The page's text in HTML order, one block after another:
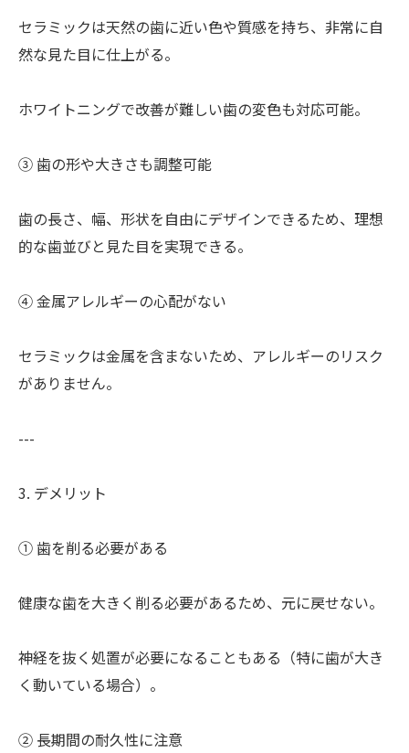
セラミックは天然の歯に近い色や質感を持ち、非常に自
然な見た目に仕上がる。
ホワイトニングで改善が難しい歯の変色も対応可能。
③ 歯の形や大きさも調整可能
歯の長さ、幅、形状を自由にデザインできるため、理想
的な歯並びと見た目を実現できる。
④ 金属アレルギーの心配がない
セラミックは金属を含まないため、アレルギーのリスク
がありません。
---
3. デメリット
① 歯を削る必要がある
健康な歯を大きく削る必要があるため、元に戻せない。
神経を抜く処置が必要になることもある（特に歯が大き
く動いている場合）。
② 長期間の耐久性に注意